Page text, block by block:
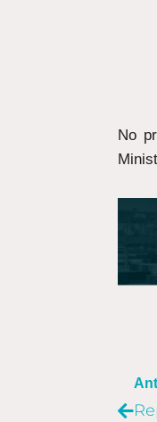
No